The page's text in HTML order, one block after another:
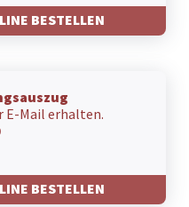
BESTELLEN
E-Mail erhalten.
BESTELLEN